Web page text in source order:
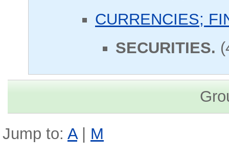
CURRENCIES;
SECURITIES.
Jump to: A| M